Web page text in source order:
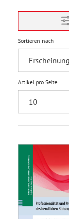
Sortieren nach
Artikel pro Seite